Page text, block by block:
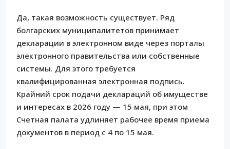
Да, такая возможность существует. Ряд
болгарских муниципалитетов принимает
декларации в электронном виде через порталы
электронного правительства или собственные
системы. Для этого требуется
квалифицированная электронная подпись.
Крайний срок подачи деклараций об имуществе
и интересах в 2026 году — 15 мая, при этом
Счетная палата удлиняет рабочее время приема
документов в период с 4 по 15 мая.